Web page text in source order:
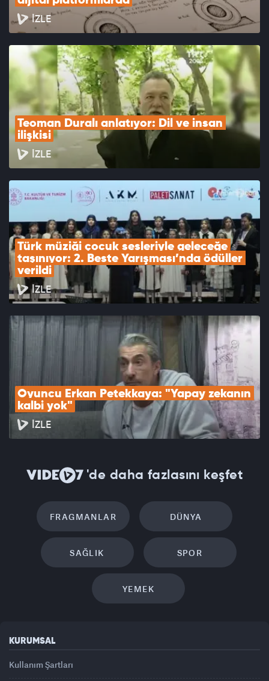
İZLE
Teoman Duralı anlatıyor: Dil ve insan
ilişkisi
İZLE
Türk müziği çocuk sesleriyle geleceğe
taşınıyor: 2. Beste Yarışması’nda ödüller
verildi
İZLE
Oyuncu Erkan Petekkaya: "Yapay zekanın
kalbi yok"
İZLE
'de daha fazlasını keşfet
FRAGMANLAR DÜNYA
SAĞLIK SPOR
YEMEK
KURUMSAL
Kullanım Şartları